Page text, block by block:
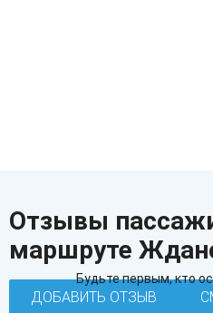
Отзывы
маршруте
Будьте первым, кто
ДОБАВИТЬ ОТЗЫВ